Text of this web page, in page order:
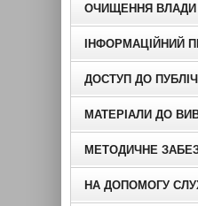
ОЧИЩЕННЯ ВЛАДИ
ІНФОРМАЦІЙНИЙ
ДОСТУП ДО
МАТЕРІАЛИ ДО
МЕТОДИЧНЕ
НА ДОПОМОГУ